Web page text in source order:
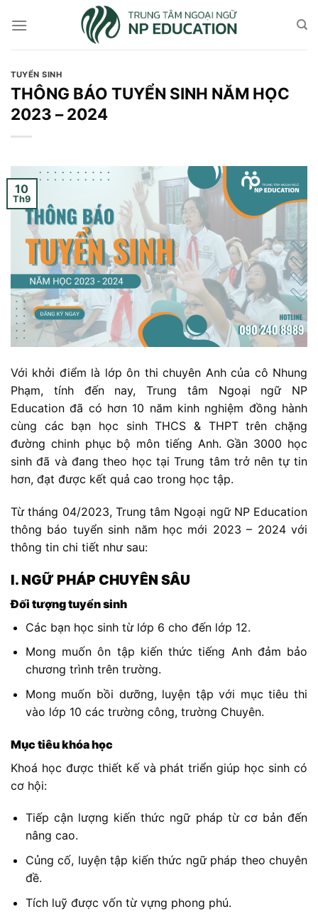
TUYỂN SINH
THÔNG BÁO TUYỂN SINH NĂM HỌC
2023 – 2024
10
Th9
Với khởi điểm là lớp ôn thi chuyên Anh của cô Nhung
Phạm, tính đến nay, Trung tâm Ngoại ngữ NP
Education đã có hơn 10 năm kinh nghiệm đồng hành
cùng các bạn học sinh THCS & THPT trên chặng
đường chinh phục bộ môn tiếng Anh. Gần 3000 học
sinh đã và đang theo học tại Trung tâm trở nên tự tin
hơn, đạt được kết quả cao trong học tập.
Từ tháng 04/2023, Trung tâm Ngoại ngữ NP Education
thông báo tuyển sinh năm học mới 2023 – 2024 với
thông tin chi tiết như sau:
I. NGỮ PHÁP CHUYÊN SÂU
Đối tượng tuyển sinh
Các bạn học sinh từ lớp 6 cho đến lớp 12.
Mong muốn ôn tập kiến thức tiếng Anh đảm bảo
chương trình trên trường.
Mong muốn bồi dưỡng, luyện tập với mục tiêu thi
vào lớp 10 các trường công, trường Chuyên.
Mục tiêu khóa học
Khoá học được thiết kế và phát triển giúp học sinh có
cơ hội:
Tiếp cận lượng kiến thức ngữ pháp từ cơ bản đến
nâng cao.
Củng cố, luyện tập kiến thức ngữ pháp theo chuyên
đề.
Tích luỹ được vốn từ vựng phong phú.